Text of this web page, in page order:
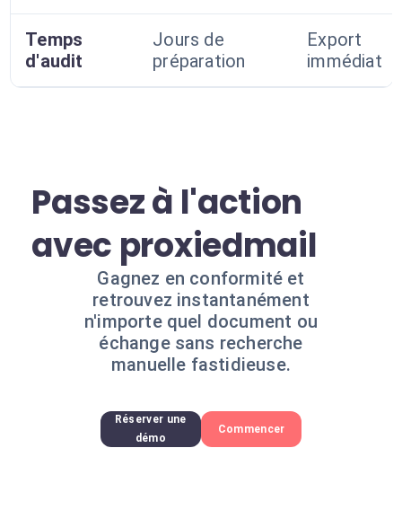
Temps
d'audit
Jours de
préparation
Export
immédiat
Passez à l'action
avec proxiedmail
Gagnez en conformité et
retrouvez instantanément
n'importe quel document ou
échange sans recherche
manuelle fastidieuse.
Réserver une
démo
Commencer